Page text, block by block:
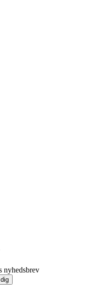
nyhedsbrev